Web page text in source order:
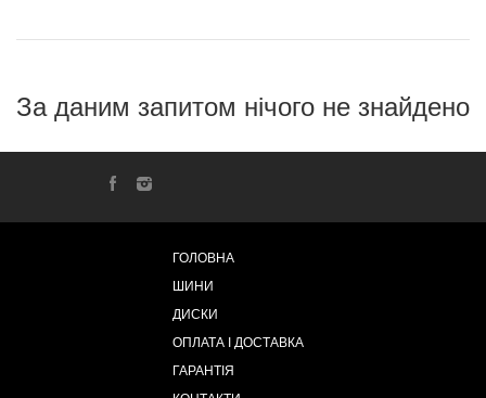
За даним запитом нічого не знайдено
ГОЛОВНА
ШИНИ
ДИСКИ
ОПЛАТА І ДОСТАВКА
ГАРАНТІЯ